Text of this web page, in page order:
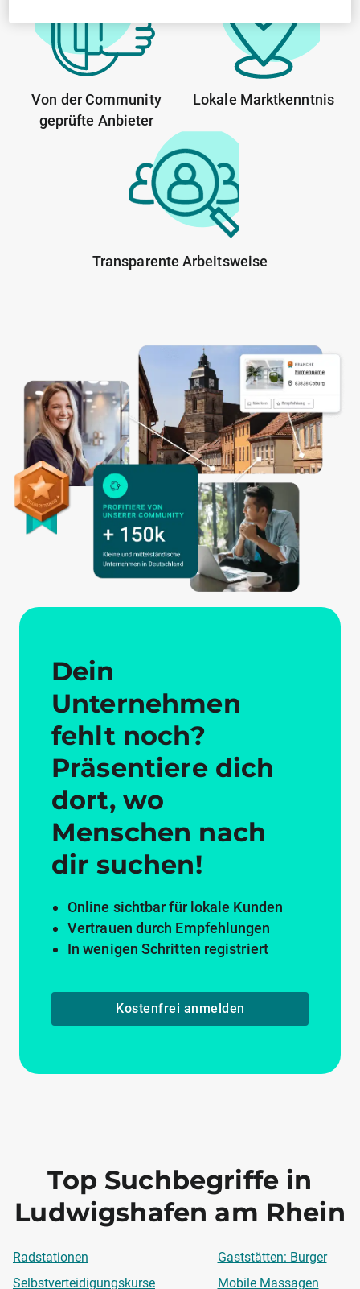
Von der Community
geprüfte Anbieter
Lokale Marktkenntnis
Transparente Arbeitsweise
Dein
Unternehmen
fehlt noch?
Präsentiere dich
dort, wo
Menschen nach
dir suchen!
Online sichtbar für lokale Kunden
Vertrauen durch Empfehlungen
In wenigen Schritten registriert
Kostenfrei anmelden
Top Suchbegriffe in
Ludwigshafen am Rhein
Radstationen
Gaststätten: Burger
Selbstverteidigungskurse
Mobile Massagen